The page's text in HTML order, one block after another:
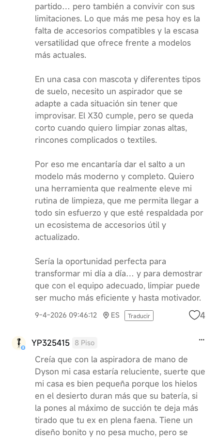
partido… pero también a convivir con sus
limitaciones. Lo que más me pesa hoy es la
falta de accesorios compatibles y la escasa
versatilidad que ofrece frente a modelos
más actuales.
En una casa con mascota y diferentes tipos
de suelo, necesito un aspirador que se
adapte a cada situación sin tener que
improvisar. El X30 cumple, pero se queda
corto cuando quiero limpiar zonas altas,
rincones complicados o textiles.
Por eso me encantaría dar el salto a un
modelo más moderno y completo. Quiero
una herramienta que realmente eleve mi
rutina de limpieza, que me permita llegar a
todo sin esfuerzo y que esté respaldada por
un ecosistema de accesorios útil y
actualizado.
Sería la oportunidad perfecta para
transformar mi día a día… y para demostrar
que con el equipo adecuado, limpiar puede
ser mucho más eficiente y hasta motivador.
9-4-2026 09:46:12 ES Traducir 4
YP325415 8 Piso
Creía que con la aspiradora de mano de
Dyson mi casa estaría reluciente, suerte que
mi casa es bien pequeña porque los hielos
en el desierto duran más que su batería, si
la pones al máximo de succión te deja más
tirado que tu ex en plena faena. Tiene un
diseño bonito y no pesa mucho, pero se